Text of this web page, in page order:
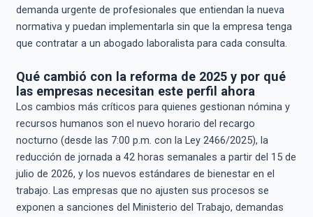
demanda urgente de profesionales que entiendan la nueva
normativa y puedan implementarla sin que la empresa tenga
que contratar a un abogado laboralista para cada consulta.
Qué cambió con la reforma de 2025 y por qué
las empresas necesitan este perfil ahora
Los cambios más críticos para quienes gestionan nómina y
recursos humanos son el nuevo horario del recargo
nocturno (desde las 7:00 p.m. con la Ley 2466/2025), la
reducción de jornada a 42 horas semanales a partir del 15 de
julio de 2026, y los nuevos estándares de bienestar en el
trabajo. Las empresas que no ajusten sus procesos se
exponen a sanciones del Ministerio del Trabajo, demandas